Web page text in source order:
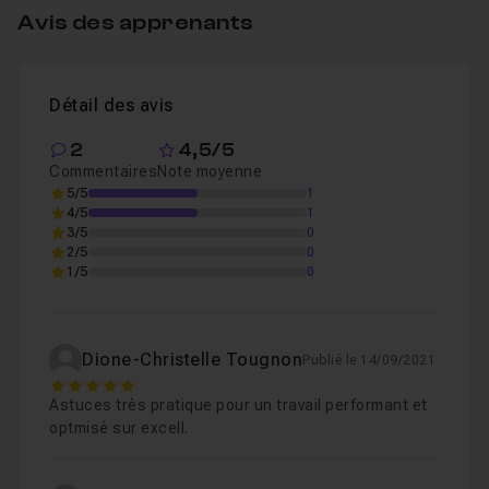
Avis des apprenants
Détail des avis
2
Commentaires
4,5/5
Note moyenne
5/5
1
4/5
1
3/5
0
2/5
0
1/5
0
Dione-Christelle Tougnon Publié le 14/09/2021
5
Astuces très pratique pour un travail performant et
optmisé sur excell.